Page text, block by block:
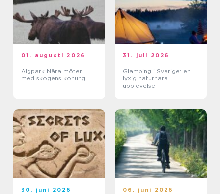
01. augusti 2026
Älgpark Nära möten
med skogens konung
31. juli 2026
Glamping i Sverige: en
lyxig naturnära
upplevelse
30. juni 2026 06. juni 2026